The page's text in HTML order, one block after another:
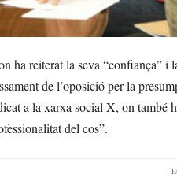
ha reiterat la seva “confiança”
de l’oposició per la
a la xarxa social X, on també
del cos”.
-